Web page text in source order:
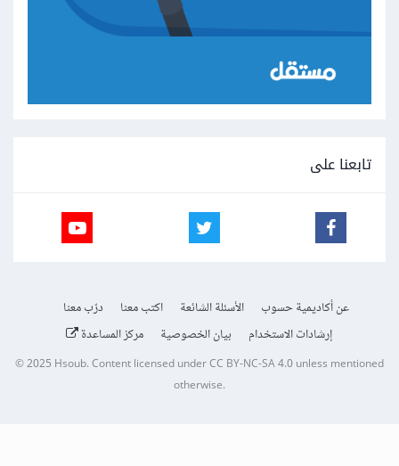
تابعنا على
عن أكاديمية حسوب الأسئلة الشائعة اكتب معنا
درّب معنا
إرشادات الاستخدام
بيان الخصوصية مركز المساعدة
© 2025Hsoub.Content licensed underCC BY-NC-SA 4.0unless mentioned
otherwise.